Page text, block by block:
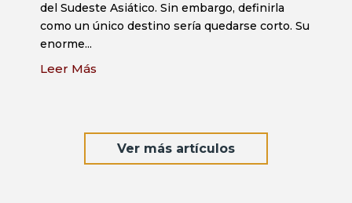
del Sudeste Asiático. Sin embargo, definirla
como un único destino sería quedarse corto. Su
enorme...
Leer Más
Ver más artículos